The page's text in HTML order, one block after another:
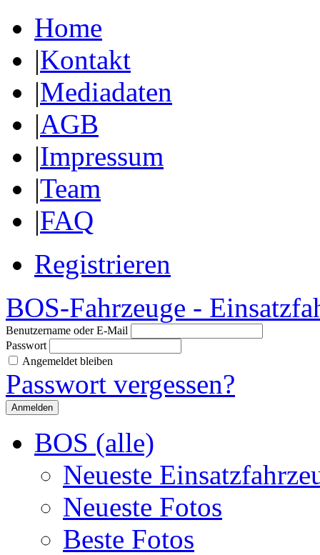
Home
|Kontakt
|Mediadaten
|AGB
|Impressum
|Team
|FAQ
Registrieren
BOS-Fahrzeuge -
Benutzername oder E-Mail
Passwort
Angemeldet bleiben
Passwort vergessen?
BOS (alle)
Neueste
Neueste Fotos
Beste Fotos